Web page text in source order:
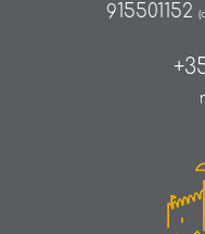
915501152